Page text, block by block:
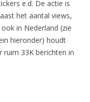
e.d. De actie is
het aantal views,
in Nederland (zie
hieronder) houdt
ruim 33K berichten in